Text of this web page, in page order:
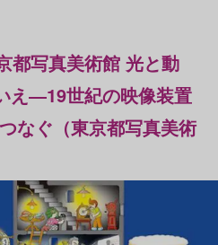
都写真美術館 光と動
え―19世紀の映像装置
なぐ（東京都写真美術